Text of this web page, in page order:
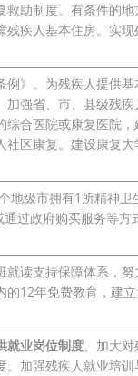
助制度。有条件的地
残疾人基本住房。实现
例》。为残疾人提供基
加强省、市、县级残
合医院或康复医院，
区康复。建设康复大
地级市拥有1所精神卫
过政府购买服务等方
就读支持保障体系，努
的12年免费教育，建
就业岗位制度。加大对
加强残疾人就业培训